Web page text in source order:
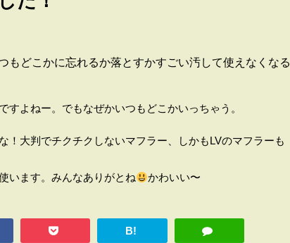
もどこかに忘れるか落とすかすごい汚して使えなくなる
すよねー。でもなぜかいつもどこかいっちゃう。
！大判でチクチクしないマフラー、しかもLVのマフラーも
います。みんなありがとね
かわいい〜
B!